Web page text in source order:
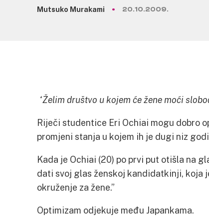
Mutsuko Murakami 20.10.2009.
“Želim društvo u kojem će žene moći
Riječi studentice Eri Ochiai mogu dobro
promjeni stanja u kojem ih je dugi niz
Kada je Ochiai (20) po prvi put otišla na
dati svoj glas ženskoj kandidatkinji, koja
okruženje za žene.”
Optimizam odjekuje među Japankama.